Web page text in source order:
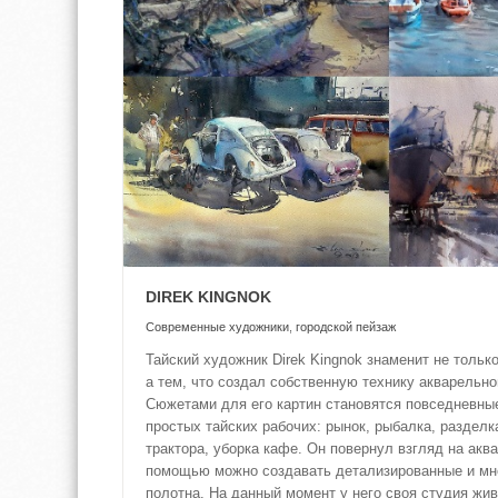
DIREK KINGNOK
Современные художники городской пейзаж
Тайский художник Direk Kingnok знаменит не
а тем, что создал собственную технику
Сюжетами для его картин становятся
простых тайских рабочих: рынок, рыбалка,
трактора, уборка кафе. Он повернул взгляд на
помощью можно создавать детализированные и
полотна. На данный момент у него своя студия